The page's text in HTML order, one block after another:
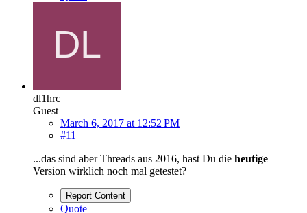
dl1hrc
Guest
March 6, 2017 at 12:52 PM
#11
...das sind aber Threads aus 2016, hast Du die heutige
Version wirklich noch mal getestet?
Report Content
Quote